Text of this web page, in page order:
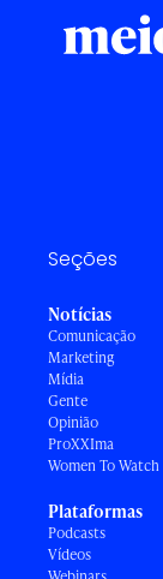
Seções
Notícias
Comunicação
Marketing
Mídia
Gente
Opinião
ProXXIma
Women To Watch
Plataformas
Podcasts
Vídeos